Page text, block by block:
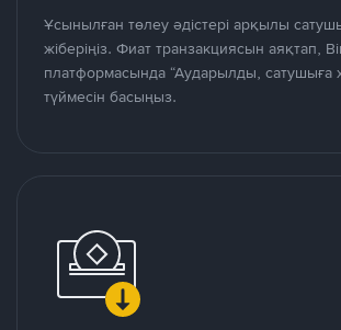
Ұсынылған төлеу әдістері арқылы
жіберіңіз. Фиат транзакциясын аяқтап,
платформасында “Аударылды, сатушыға
түймесін басыңыз.